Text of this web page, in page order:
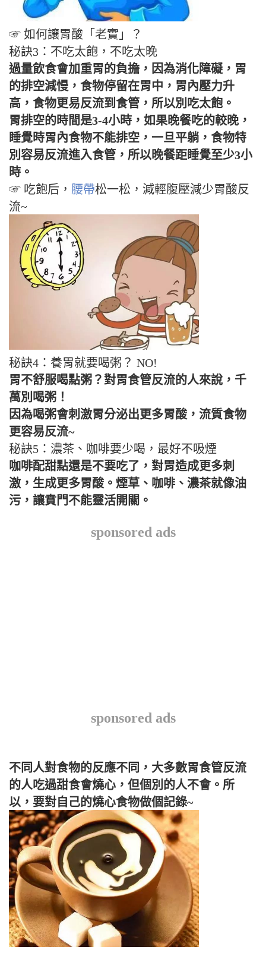
☞ 如何讓胃酸「老實」？
秘訣3：不吃太飽，不吃太晚
過量飲食會加重胃的負擔，因為消化障礙，胃
的排空減慢，食物停留在胃中，胃內壓力升
高，食物更易反流到食管，所以別吃太飽。
胃排空的時間是3-4小時，如果晚餐吃的較晚，
睡覺時胃內食物不能排空，一旦平躺，食物特
別容易反流進入食管，所以晚餐距睡覺至少3小
時。
☞ 吃飽后， 腰帶松一松，減輕腹壓減少胃酸反
流~
秘訣4：養胃就要喝粥？ NO!
胃不舒服喝點粥？對胃食管反流的人來說，千
萬別喝粥！
因為喝粥會刺激胃分泌出更多胃酸，流質食物
更容易反流~
秘訣5：濃茶、咖啡要少喝，最好不吸煙
咖啡配甜點還是不要吃了，對胃造成更多刺
激，生成更多胃酸。煙草、咖啡、濃茶就像油
污，讓賁門不能靈活開關。
sponsored ads
sponsored ads
不同人對食物的反應不同，大多數胃食管反流
的人吃過甜食會燒心，但個別的人不會。所
以，要對自己的燒心食物做個記錄~